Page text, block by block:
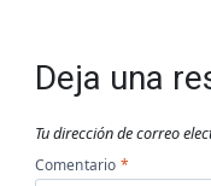
Deja una
Tu dirección de correo
Comentario *